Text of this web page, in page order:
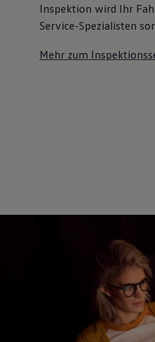
Inspektion wird Ihr
Service-Spezialisten
Mehr zum